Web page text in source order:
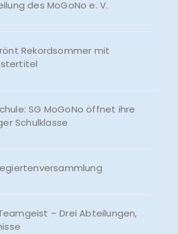
des MoGoNo e. V.
Rekordsommer mit
SG MoGoNo öffnet ihre
Schulklasse
– Drei Abteilungen,